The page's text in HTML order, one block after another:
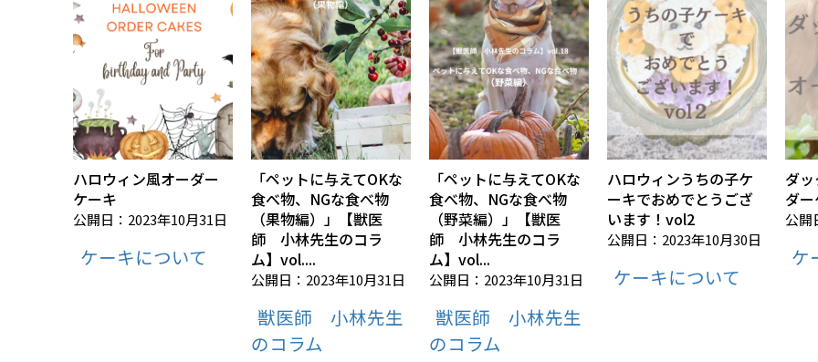
ハロウィン風オーダー
ケーキ
公開日：2023年10月31日
ケーキについて
「ペットに与えてOKな
食べ物、NGな食べ物
（果物編）」【獣医
師 小林先生のコラ
ム】vol....
公開日：2023年10月31日
獣医師 小林先生
のコラム
「ペットに与えてOKな
食べ物、NGな食べ物
（野菜編）」【獣医
師 小林先生のコラ
ム】vol...
公開日：2023年10月31日
獣医師 小林先生
のコラム
ハロウィンうちの子ケ
ーキでおめでとうござ
います！vol2
公開日：2023年10月30日
ケーキについて
ダ
ダ
公開
ケ